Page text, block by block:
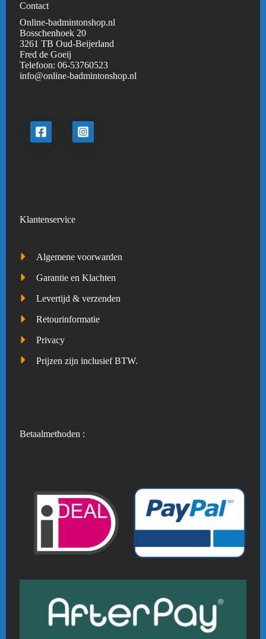
Contact
Online-badmintonshop.nl
Bosschenhoek 20
3261 TB Oud-Beijerland
Fred de Goeij
Telefoon:06-53760523
info@online-badmintonshop.nl
Klantenservice
Algemene voorwarden
Garantie en Klachten
Levertijd & verzenden
Retourinformatie
Privacy
Prijzen zijn inclusief BTW.
Betaalmethoden :